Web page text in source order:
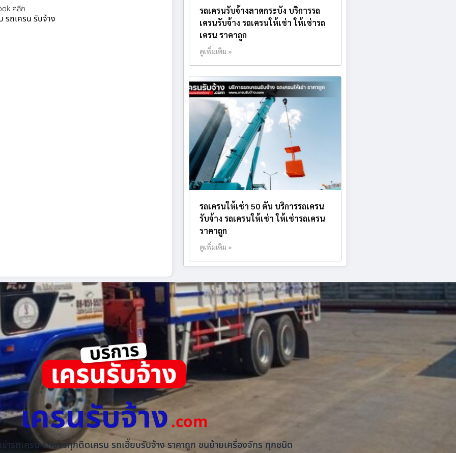
คลิก
รถเครน รับจ้าง
รถเครนรับจ้างลาดกระบัง บริการรถ
เครนรับจ้าง รถเครนให้เช่า ให้เช่ารถ
เครน ราคาถูก
ดูเพิ่มเติม »
รถเครนให้เช่า 50 ตัน บริการรถเครน
รับจ้าง รถเครนให้เช่า ให้เช่ารถเครน
ราคาถูก
ดูเพิ่มเติม »
เครนรับจ้าง.com
ช่ารถเครน รถบรรทุกติดเครน รถเฮี๊ยบรับจ้าง ราคาถูก ขนย้ายเครื่องจักร ทุกชนิด